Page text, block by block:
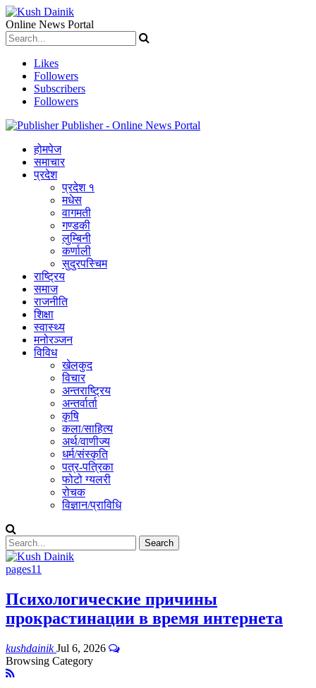
Online News Portal
Likes
Followers
Subscribers
Followers
Publisher - Online News Portal
होमपेज
समाचार
प्रदेश
प्रदेश १
मधेस
वागमती
गण्डकी
लुम्बिनी
कर्णाली
सुदुरपस्चिम
राष्ट्रिय
समाज
राजनीति
शिक्षा
स्वास्थ्य
मनोरञ्जन
विविध
खेलकुद
विचार
अन्तराष्ट्रिय
अन्तर्वार्ता
कृषि
कला/साहित्य
अर्थ/वाणीज्य
धर्म/संस्कृति
पत्र-पत्रिका
फोटो ग्यलरी
रोचक
विज्ञान/प्राविधि
pages11
Психологические причины
прокрастинации в время интернета
kushdainikJul 6, 2026
Browsing Category